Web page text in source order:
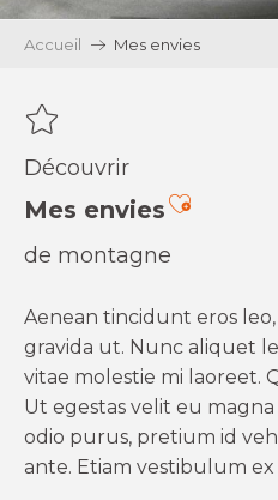
Accueil Mes envies
Découvrir
Mes envies
de montagne
Aenean tincidunt eros
gravida ut. Nunc aliquet
vitae molestie mi laoreet.
Ut egestas velit eu
odio purus, pretium id
ante. Etiam vestibulum